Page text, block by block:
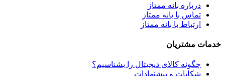
درباره بانه ممتاز
تماس با بانه ممتاز
ارتباط با بانه ممتاز
خدمات مشتریان
چگونه کالای دیجیتال را بشناسیم؟
شکایات و پیشنهادات